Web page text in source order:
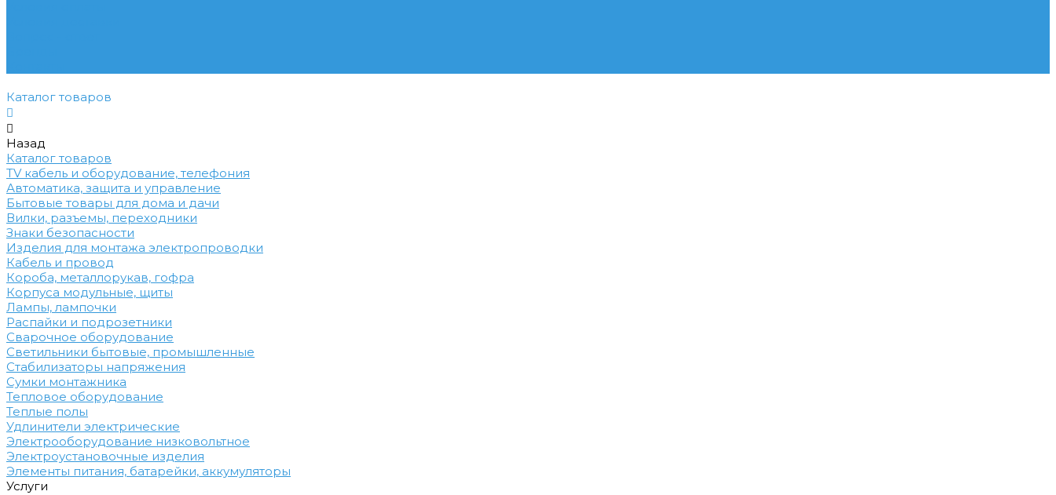
Каталог товаров
Назад
Каталог товаров
TV кабель и оборудование, телефония
Автоматика, защита и управление
Бытовые товары для дома и дачи
Вилки, разъемы, переходники
Знаки безопасности
Изделия для монтажа электропроводки
Кабель и провод
Короба, металлорукав, гофра
Корпуса модульные, щиты
Лампы, лампочки
Распайки и подрозетники
Сварочное оборудование
Светильники бытовые, промышленные
Стабилизаторы напряжения
Сумки монтажника
Тепловое оборудование
Теплые полы
Удлинители электрические
Электрооборудование низковольтное
Электроустановочные изделия
Элементы питания, батарейки, аккумуляторы
Услуги